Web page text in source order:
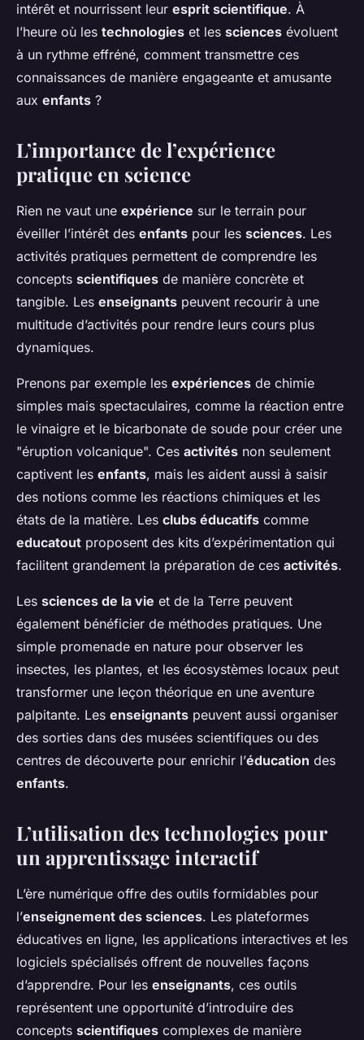
intérêt et nourrissent leur esprit scientifique. À
l’heure où les technologies et les sciences évoluent
à un rythme effréné, comment transmettre ces
connaissances de manière engageante et amusante
aux enfants ?
L’importance de l’expérience
pratique en science
Rien ne vaut une expérience sur le terrain pour
éveiller l’intérêt des enfants pour les sciences. Les
activités pratiques permettent de comprendre les
concepts scientifiques de manière concrète et
tangible. Les enseignants peuvent recourir à une
multitude d’activités pour rendre leurs cours plus
dynamiques.
Prenons par exemple les expériences de chimie
simples mais spectaculaires, comme la réaction entre
le vinaigre et le bicarbonate de soude pour créer une
"éruption volcanique". Ces activités non seulement
captivent les enfants, mais les aident aussi à saisir
des notions comme les réactions chimiques et les
états de la matière. Les clubs éducatifs comme
educatout proposent des kits d’expérimentation qui
facilitent grandement la préparation de ces activités.
Les sciences de la vie et de la Terre peuvent
également bénéficier de méthodes pratiques. Une
simple promenade en nature pour observer les
insectes, les plantes, et les écosystèmes locaux peut
transformer une leçon théorique en une aventure
palpitante. Les enseignants peuvent aussi organiser
des sorties dans des musées scientifiques ou des
centres de découverte pour enrichir l’éducation des
enfants.
L’utilisation des technologies pour
un apprentissage interactif
L’ère numérique offre des outils formidables pour
l’enseignement des sciences. Les plateformes
éducatives en ligne, les applications interactives et les
logiciels spécialisés offrent de nouvelles façons
d’apprendre. Pour les enseignants, ces outils
représentent une opportunité d’introduire des
concepts scientifiques complexes de manière